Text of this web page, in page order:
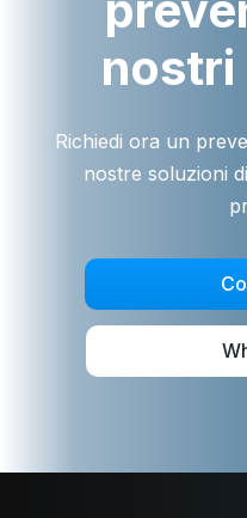
Richiedi ora un
nostre soluzioni